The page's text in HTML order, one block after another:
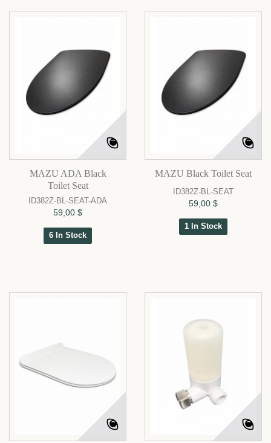
MAZU ADA Black
Toilet Seat
ID382Z-BL-SEAT-ADA
59,00 $
6 In Stock
MAZU Black Toilet Seat
ID382Z-BL-SEAT
59,00 $
1 In Stock